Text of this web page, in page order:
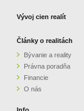
Vývoj cien realít
Články o realitách
Bývanie a reality
Právna poradňa
Financie
O nás